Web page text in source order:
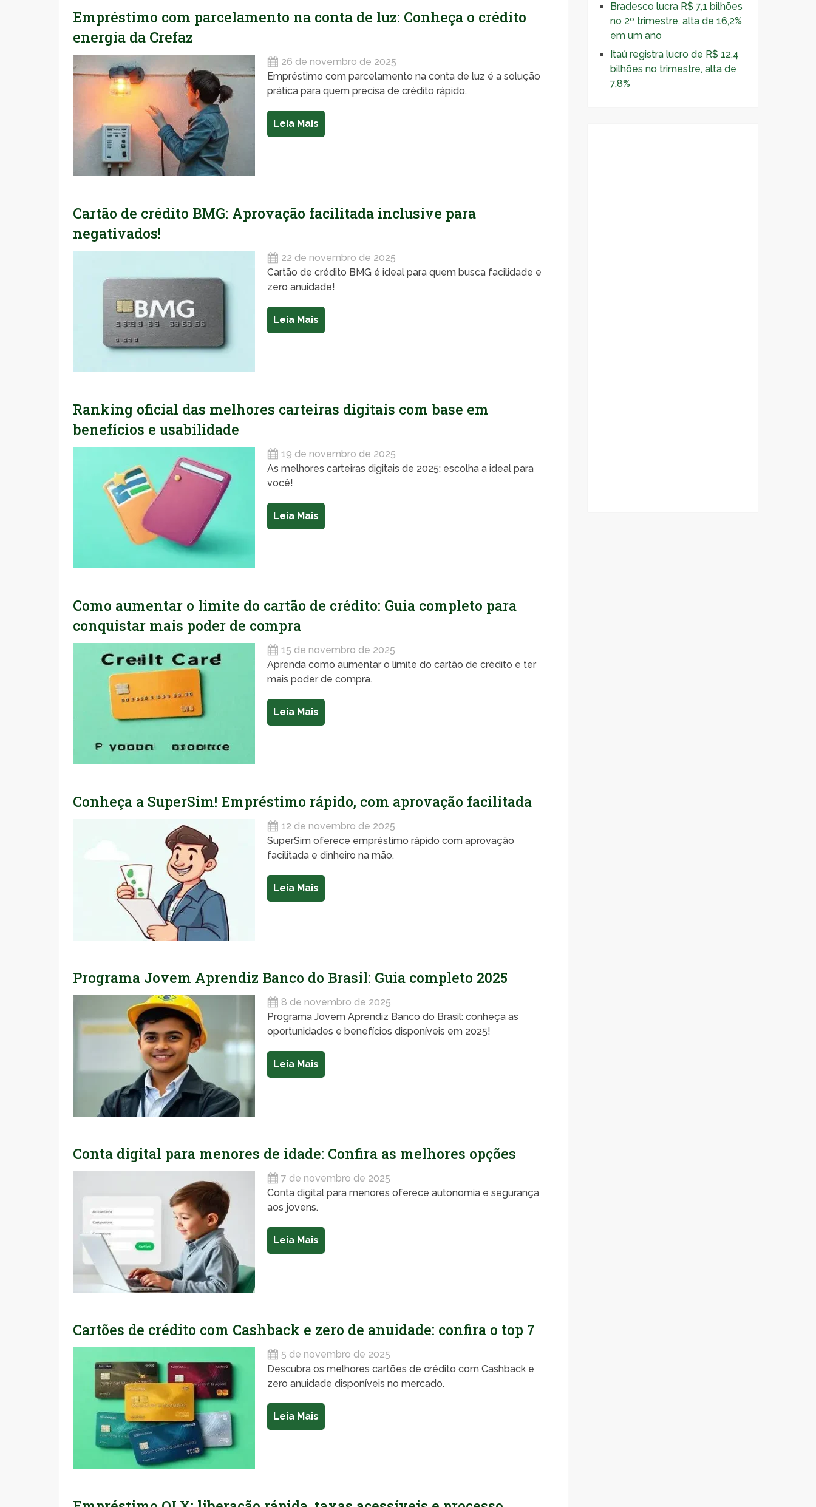
Empréstimo com parcelamento na conta de luz: Conheça o crédito
energia da Crefaz
26 de novembro de 2025
Empréstimo com parcelamento na conta de luz é a solução
prática para quem precisa de crédito rápido.
Leia Mais
Cartão de crédito BMG: Aprovação facilitada inclusive para
negativados!
22 de novembro de 2025
Cartão de crédito BMG é ideal para quem busca facilidade e
zero anuidade!
Leia Mais
Ranking oficial das melhores carteiras digitais com base em
benefícios e usabilidade
19 de novembro de 2025
As melhores carteiras digitais de 2025: escolha a ideal para
você!
Leia Mais
Como aumentar o limite do cartão de crédito: Guia completo para
conquistar mais poder de compra
15 de novembro de 2025
Aprenda como aumentar o limite do cartão de crédito e ter
mais poder de compra.
Leia Mais
Conheça a SuperSim! Empréstimo rápido, com aprovação facilitada
12 de novembro de 2025
SuperSim oferece empréstimo rápido com aprovação
facilitada e dinheiro na mão.
Leia Mais
Programa Jovem Aprendiz Banco do Brasil: Guia completo 2025
8 de novembro de 2025
Programa Jovem Aprendiz Banco do Brasil: conheça as
oportunidades e benefícios disponíveis em 2025!
Leia Mais
Conta digital para menores de idade: Confira as melhores opções
7 de novembro de 2025
Conta digital para menores oferece autonomia e segurança
aos jovens.
Leia Mais
Cartões de crédito com Cashback e zero de anuidade: confira o top 7
5 de novembro de 2025
Descubra os melhores cartões de crédito com Cashback e
zero anuidade disponíveis no mercado.
Leia Mais
Bradesco lucra R$ 7,1 bilhões
no 2º trimestre, alta de 16,2%
em um ano
Itaú registra lucro de R$ 12,4
bilhões no trimestre, alta de
7,8%